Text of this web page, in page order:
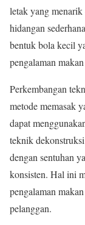
letak yang menarik
hidangan
bentuk bola kecil
pengalaman
Perkembangan
metode memasak
dapat
teknik
dengan sentuhan
konsisten. Hal ini
pengalaman
pelanggan.